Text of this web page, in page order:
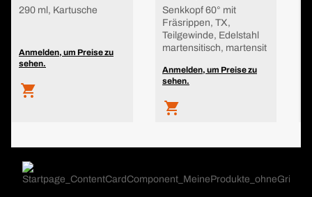
290 ml, Kartusche
Anmelden, um Preise zu
sehen.
Senkkopf 60° mit
Fräsrippen, TX,
Teilgewinde, Edelstahl
martensitisch, martensit
Anmelden, um Preise zu
sehen.